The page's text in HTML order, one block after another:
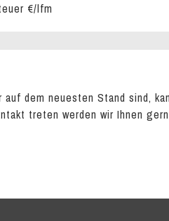
€/lfm
dem neuesten Stand sind,
treten werden wir Ihnen